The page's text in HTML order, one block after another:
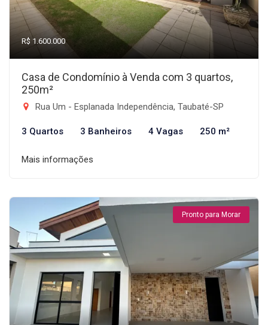
R$ 1.600.000
Casa de Condomínio à Venda com 3 quartos,
250m²
Rua Um - Esplanada Independência, Taubaté-SP
3 Quartos 3 Banheiros 4 Vagas 250 m²
Mais informações
Pronto para Morar